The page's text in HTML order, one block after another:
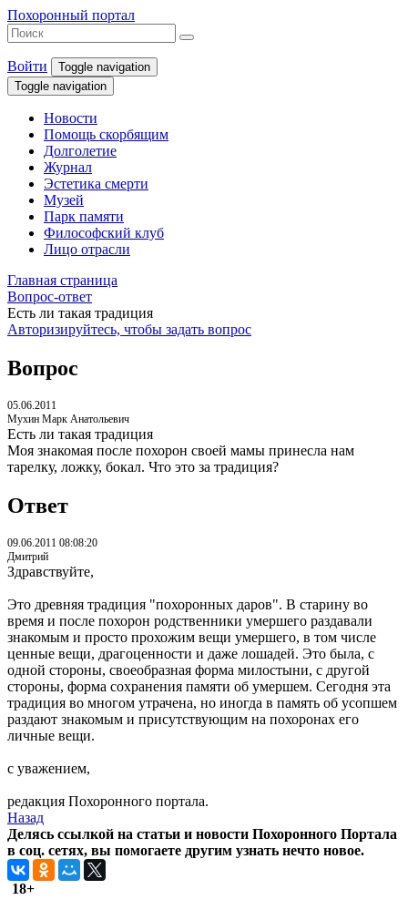
Похоронный портал
Войти
Toggle navigation
Toggle navigation
Новости
Помощь скорбящим
Долголетие
Журнал
Эстетика смерти
Музей
Парк памяти
Философский клуб
Лицо отрасли
Главная страница
Вопрос-ответ
Есть ли такая традиция
Авторизируйтесь, чтобы задать вопрос
Вопрос
05.06.2011
Мухин Марк Анатольевич
Есть ли такая традиция
Моя знакомая после похорон своей мамы принесла нам
тарелку, ложку, бокал. Что это за традиция?
Ответ
09.06.2011 08:08:20
Дмитрий
Здравствуйте,
Это древняя традиция "похоронных даров". В старину во
время и после похорон родственники умершего раздавали
знакомым и просто прохожим вещи умершего, в том числе
ценные вещи, драгоценности и даже лошадей. Это была, с
одной стороны, своеобразная форма милостыни, с другой
стороны, форма сохранения памяти об умершем. Сегодня эта
традиция во многом утрачена, но иногда в память об усопшем
раздают знакомым и присутствующим на похоронах его
личные вещи.
с уважением,
редакция Похоронного портала.
Назад
Делясь ссылкой на статьи и новости Похоронного Портала
в соц. сетях, вы помогаете другим узнать нечто новое.
18+